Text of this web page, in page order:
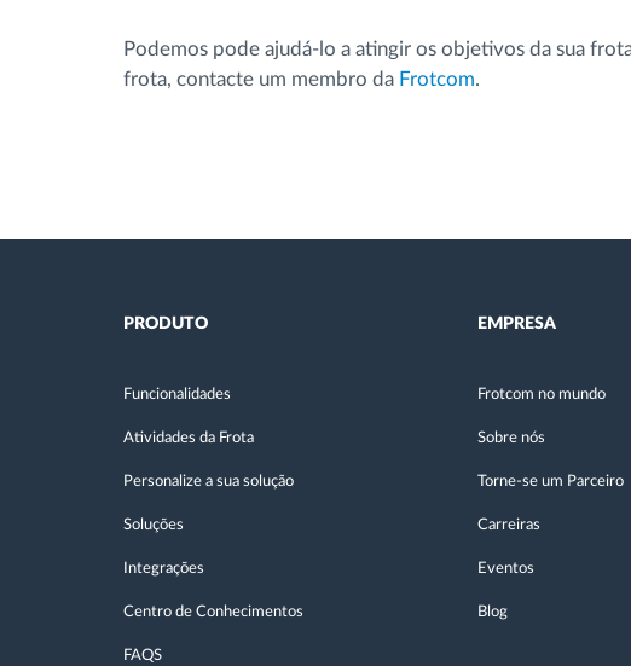
Podemos pode ajudá-lo a atingir os objetivos da sua
frota, contacte um membro da Frotcom.
PRODUTO
Funcionalidades
Atividades da Frota
Personalize a sua solução
Soluções
Integrações
Centro de Conhecimentos
FAQS
EMPRESA
Frotcom no mundo
Sobre nós
Torne-se um Parceiro
Carreiras
Eventos
Blog